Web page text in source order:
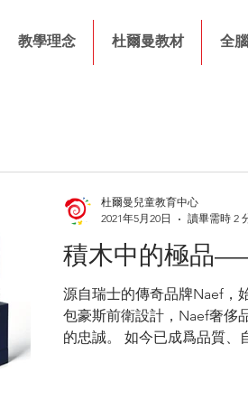
教學理念 杜爾曼教材 全
積木中的極品
源自瑞士的傳奇品牌Naef，
包豪斯前衛設計，Naef奢侈
的忠誠。 如今已成爲品質、
杜爾曼兒童教育中心
2021年5月20日
讀畢需時 2